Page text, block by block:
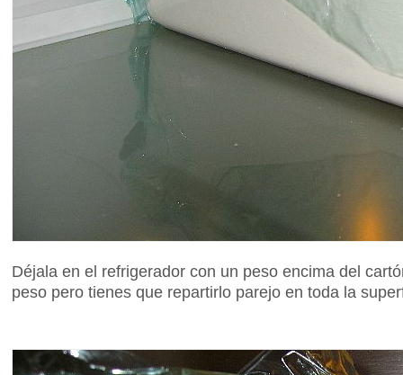
Déjala en el refrigerador con un peso encima del
peso pero tienes que repartirlo parejo en toda la